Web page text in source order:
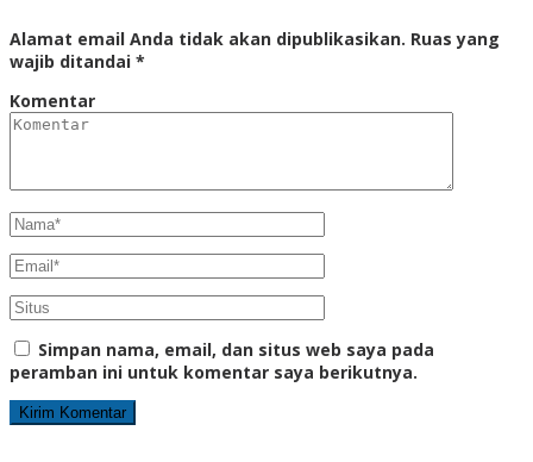
Alamat email Anda tidak akan dipublikasikan. Ruas yang
wajib ditandai *
Komentar
Simpan nama, email, dan situs web saya pada
peramban ini untuk komentar saya berikutnya.